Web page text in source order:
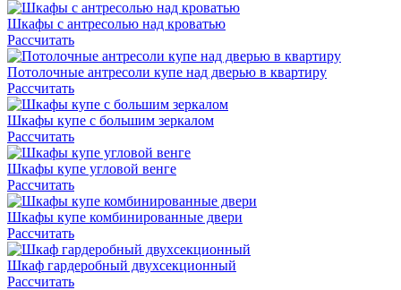
Шкафы с антресолью над кроватью
Рассчитать
Потолочные антресоли купе над дверью в квартиру
Рассчитать
Шкафы купе с большим зеркалом
Рассчитать
Шкафы купе угловой венге
Рассчитать
Шкафы купе комбинированные двери
Рассчитать
Шкаф гардеробный двухсекционный
Рассчитать